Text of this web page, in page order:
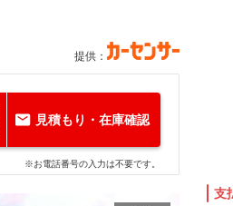
提供：
見積もり・在庫確認
※お電話番号の入力は不要です。
支